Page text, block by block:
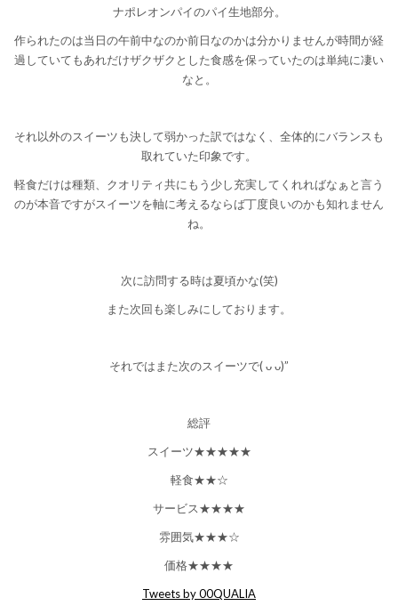
ナポレオンパイのパイ生地部分。
作られたのは当日の午前中なのか前日なのかは分かりませんが時間が経
過していてもあれだけザクザクとした食感を保っていたのは単純に凄い
なと。
それ以外のスイーツも決して弱かった訳ではなく、全体的にバランスも
取れていた印象です。
軽食だけは種類、クオリティ共にもう少し充実してくれればなぁと言う
のが本音ですがスイーツを軸に考えるならば丁度良いのかも知れません
ね。
次に訪問する時は夏頃かな(笑)
また次回も楽しみにしております。
それではまた次のスイーツで( ᴗ ᴗ)”
総評
スイーツ★★★★★
軽食★★☆
サービス★★★★
雰囲気★★★☆
価格★★★★
Tweets by 00QUALIA